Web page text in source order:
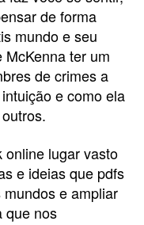
de forma
mundo e seu
ter um
de crimes a
e como ela
online lugar vasto
e ideias que pdfs
e ampliar
que nos